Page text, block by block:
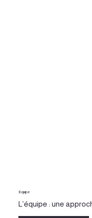
Equipe
L’équipe : une